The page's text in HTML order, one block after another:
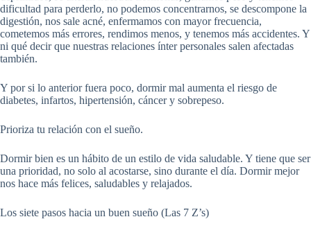
dificultad para perderlo, no podemos concentrarnos, se descompone la
digestión, nos sale acné, enfermamos con mayor frecuencia,
cometemos más errores, rendimos menos, y tenemos más accidentes. Y
ni qué decir que nuestras relaciones ínter personales salen afectadas
también.
Y por si lo anterior fuera poco, dormir mal aumenta el riesgo de
diabetes, infartos, hipertensión, cáncer y sobrepeso.
Prioriza tu relación con el sueño.
Dormir bien es un hábito de un estilo de vida saludable. Y tiene que ser
una prioridad, no solo al acostarse, sino durante el día. Dormir mejor
nos hace más felices, saludables y relajados.
Los siete pasos hacia un buen sueño (Las 7 Z’s)